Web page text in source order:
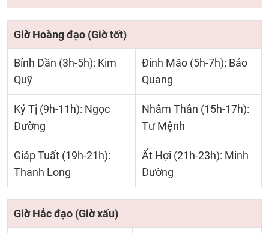
Giờ Hoàng đạo (Giờ tốt)
Bính Dần (3h-5h): Kim
Quỹ
Đinh Mão (5h-7h): Bảo
Quang
Kỷ Tị (9h-11h): Ngọc
Đường
Nhâm Thân (15h-17h):
Tư Mệnh
Giáp Tuất (19h-21h):
Thanh Long
Ất Hợi (21h-23h): Minh
Đường
Giờ Hắc đạo (Giờ xấu)